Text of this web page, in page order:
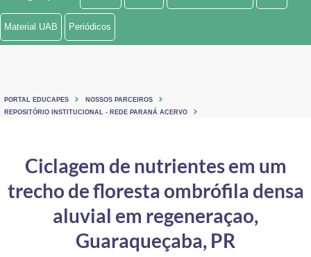
Ministério de Minas e Energia
Ministério do Turismo
Controladoria-Geral da União
Material UAB Periódicos
PORTAL EDUCAPES
NOSSOS PARCEIROS
REPOSITÓRIO INSTITUCIONAL - REDE PARANÁ ACERVO
Ciclagem de nutrientes em um
trecho de floresta ombrófila densa
aluvial em regeneraçao,
Guaraqueçaba, PR